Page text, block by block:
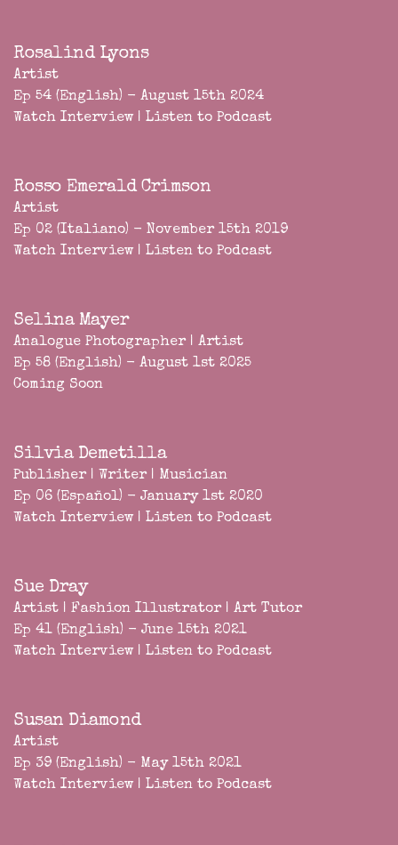
Rosalind Lyons
Artist
Ep 54 (English) - August 15th 2024
Watch Interview | Listen to Podcast
Rosso Emerald Crimson
Artist
Ep 02 (Italiano) - November 15th 2019
Watch Interview | Listen to Podcast
Selina Mayer
Analogue Photographer | Artist
Ep 58 (English) - August 1st 2025
Coming Soon
Silvia Demetilla
Publisher | Writer | Musician
Ep 06 (Español) - January 1st 2020
Watch Interview | Listen to Podcast
Sue Dray
Artist | Fashion Illustrator | Art Tutor
Ep 41 (English) - June 15th 2021
Watch Interview | Listen to Podcast
Susan Diamond
Artist
Ep 39 (English) - May 15th 2021
Watch Interview | Listen to Podcast